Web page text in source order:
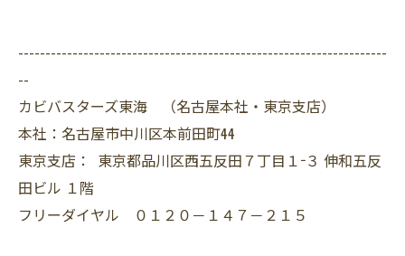
--------------------------------------------------------------------
--
カビバスターズ東海 （名古屋本社・東京支店）
本社：名古屋市中川区本前田町44
東京支店： 東京都品川区西五反田７丁目１−３ 伸和五反
田ビル １階
フリーダイヤル ０１２０－１４７－２１５